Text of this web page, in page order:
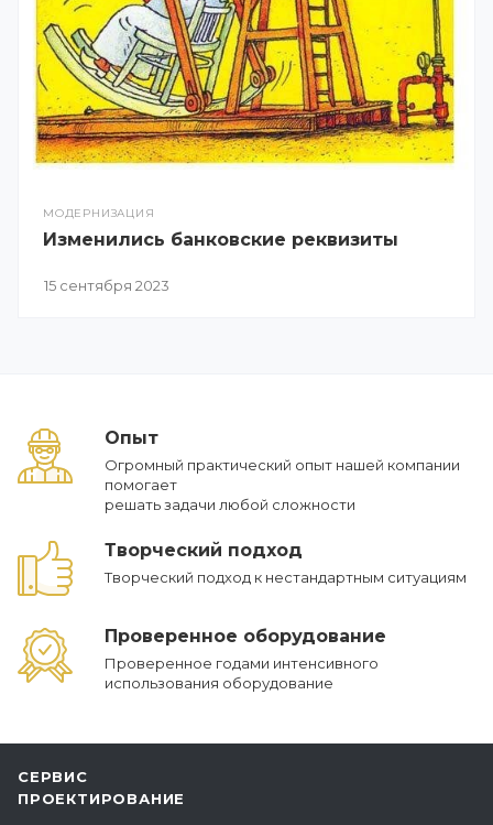
МОДЕРНИЗАЦИЯ
Изменились банковские реквизиты
15 сентября 2023
Опыт
Огромный практический опыт нашей компании
помогает
решать задачи любой сложности
Творческий подход
Творческий подход к нестандартным ситуациям
Проверенное оборудование
Проверенное годами интенсивного
использования оборудование
СЕРВИС
ПРОЕКТИРОВАНИЕ